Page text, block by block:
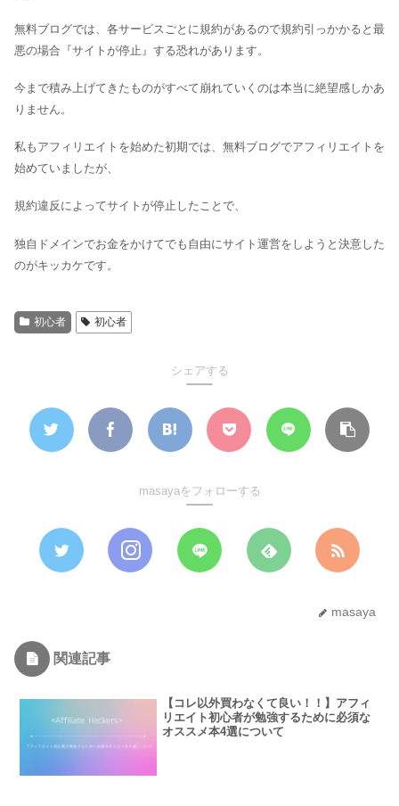
無料ブログでは、各サービスごとに規約があるので規約引っかかると最
悪の場合『サイトが停止』する恐れがあります。
今まで積み上げてきたものがすべて崩れていくのは本当に絶望感しかあ
りません。
私もアフィリエイトを始めた初期では、無料ブログでアフィリエイトを
始めていましたが、
規約違反によってサイトが停止したことで、
独自ドメインでお金をかけてでも自由にサイト運営をしようと決意した
のがキッカケです。
初心者 初心者
シェアする
masayaをフォローする
masaya
関連記事
【コレ以外買わなくて良い！！】アフィ
リエイト初心者が勉強するために必須な
オススメ本4選について